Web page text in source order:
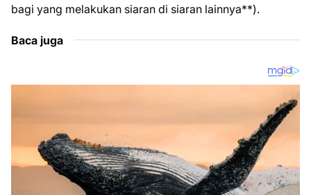
bagi yang melakukan siaran di siaran lainnya**).
Baca juga